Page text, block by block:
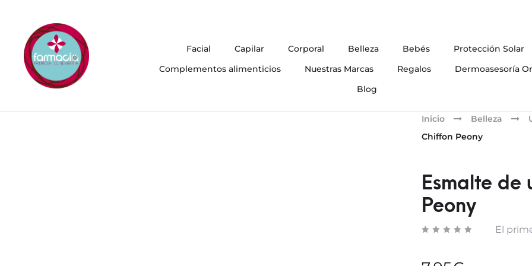
Facial Capilar Corporal Belleza Bebés
Protección Solar
Complementos alimenticios
Nuestras Marcas Regalos
Dermoasesoría
Blog
Inicio Belleza
Chiffon Peony
Esmalte de
Peony
El